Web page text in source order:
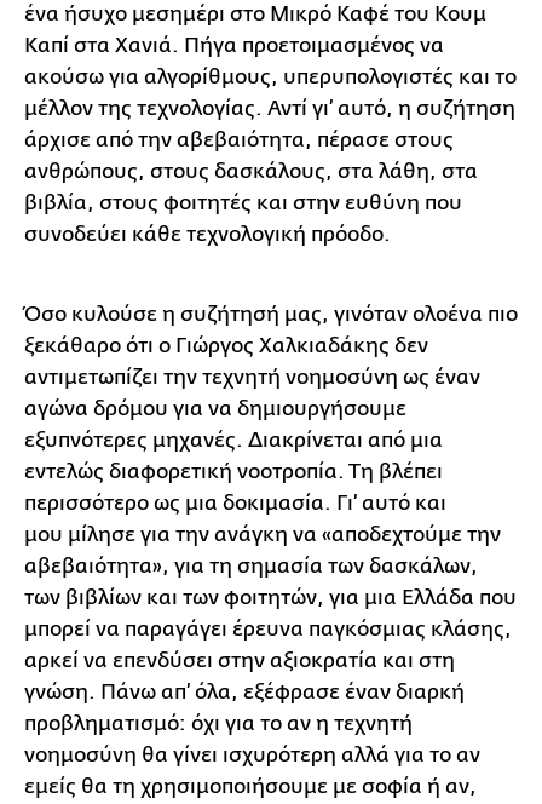
ένα ήσυχο μεσημέρι στο Μικρό Καφέ του Κουμ
Καπί στα Χανιά. Πήγα προετοιμασμένος να
ακούσω για αλγορίθμους, υπερυπολογιστές και το
μέλλον της τεχνολογίας. Αντί γι’ αυτό, η συζήτηση
άρχισε από την αβεβαιότητα, πέρασε στους
ανθρώπους, στους δασκάλους, στα λάθη, στα
βιβλία, στους φοιτητές και στην ευθύνη που
συνοδεύει κάθε τεχνολογική πρόοδο.
Όσο κυλούσε η συζήτησή μας, γινόταν ολοένα πιο
ξεκάθαρο ότι ο Γιώργος Χαλκιαδάκης δεν
αντιμετωπίζει την τεχνητή νοημοσύνη ως έναν
αγώνα δρόμου για να δημιουργήσουμε
εξυπνότερες μηχανές. Διακρίνεται από μια
εντελώς διαφορετική νοοτροπία. Τη βλέπει
περισσότερο ως μια δοκιμασία. Γι’ αυτό και
μου μίλησε για την ανάγκη να «αποδεχτούμε την
αβεβαιότητα», για τη σημασία των δασκάλων,
των βιβλίων και των φοιτητών, για μια Ελλάδα που
μπορεί να παραγάγει έρευνα παγκόσμιας κλάσης,
αρκεί να επενδύσει στην αξιοκρατία και στη
γνώση. Πάνω απ’ όλα, εξέφρασε έναν διαρκή
προβληματισμό: όχι για το αν η τεχνητή
νοημοσύνη θα γίνει ισχυρότερη αλλά για το αν
εμείς θα τη χρησιμοποιήσουμε με σοφία ή αν,